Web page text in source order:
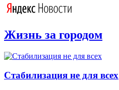
Жизнь за городом
Стабилизация не для всех